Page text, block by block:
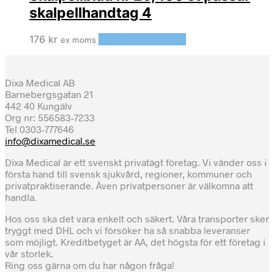
skalpellhandtag 4
176 kr ex moms
Dixa Medical AB
Barnebergsgatan 21
442 40 Kungälv
Org nr: 556583-7233
Tel 0303-777646
info@dixamedical.se
Dixa Medical är ett svenskt privatägt företag. Vi vänder oss i
första hand till svensk sjukvård, regioner, kommuner och
privatpraktiserande. Även privatpersoner är välkomna att
handla.
Hos oss ska det vara enkelt och säkert. Våra transporter sker
tryggt med DHL och vi försöker ha så snabba leveranser
som möjligt. Kreditbetyget är AA, det högsta för ett företag i
vår storlek.
Ring oss gärna om du har någon fråga!